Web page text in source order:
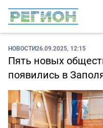
НОВОСТИ26.09.2025, 12:15
Пять новых
появились в